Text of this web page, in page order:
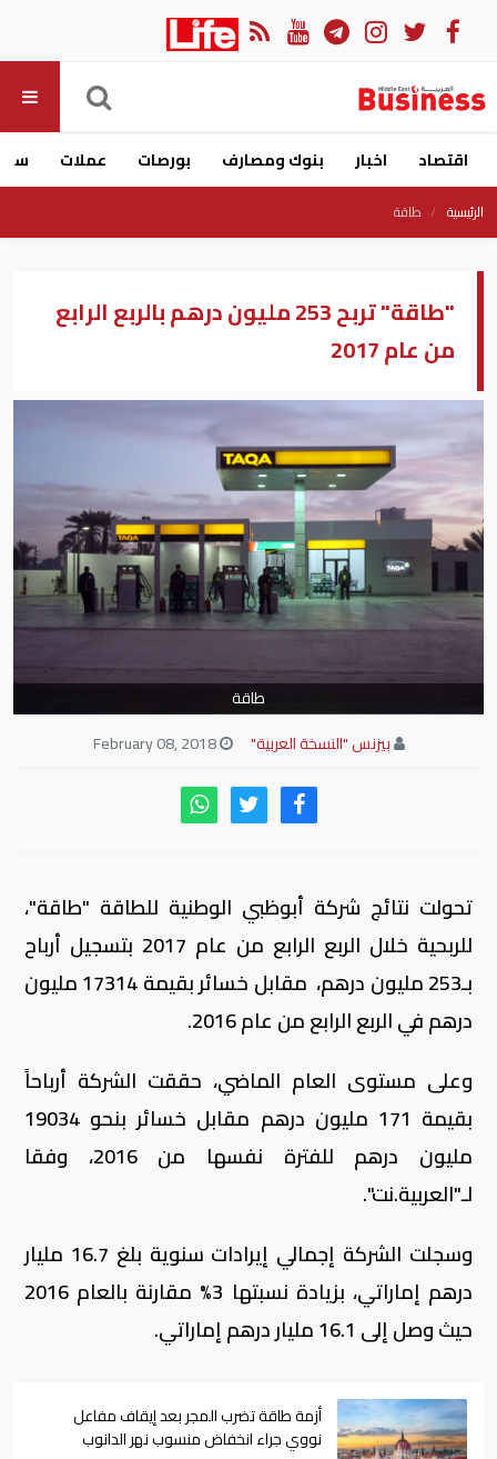
اقتصاد اخبار بنوك ومصارف بورصات عملات
الرئيسية طاقة
"طاقة" تربح 253 مليون درهم بالربع الرابع
من عام 2017
طاقة
بيزنس "النسخة العربية"
February 08, 2018
تحولت نتائج شركة أبوظبي الوطنية للطاقة "طاقة"،
للربحية خلال الربع الرابع من عام 2017 بتسجيل أرباح
بـ253 مليون درهم، مقابل خسائر بقيمة 17314 مليون
درهم في الربع الرابع من عام 2016.
وعلى مستوى العام الماضي، حققت الشركة أرباحاً
بقيمة 171 مليون درهم مقابل خسائر بنحو 19034
مليون درهم للفترة نفسها من 2016، وفقا
لـ"العربية.نت".
وسجلت الشركة إجمالي إيرادات سنوية بلغ 16.7 مليار
درهم إماراتي، بزيادة نسبتها 3% مقارنة بالعام 2016
حيث وصل إلى 16.1 مليار درهم إماراتي.
أزمة طاقة تضرب المجر بعد إيقاف مفاعل
نووي جراء انخفاض منسوب نهر الدانوب